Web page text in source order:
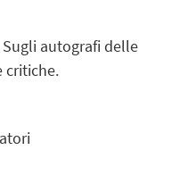
Sugli autografi delle
critiche.